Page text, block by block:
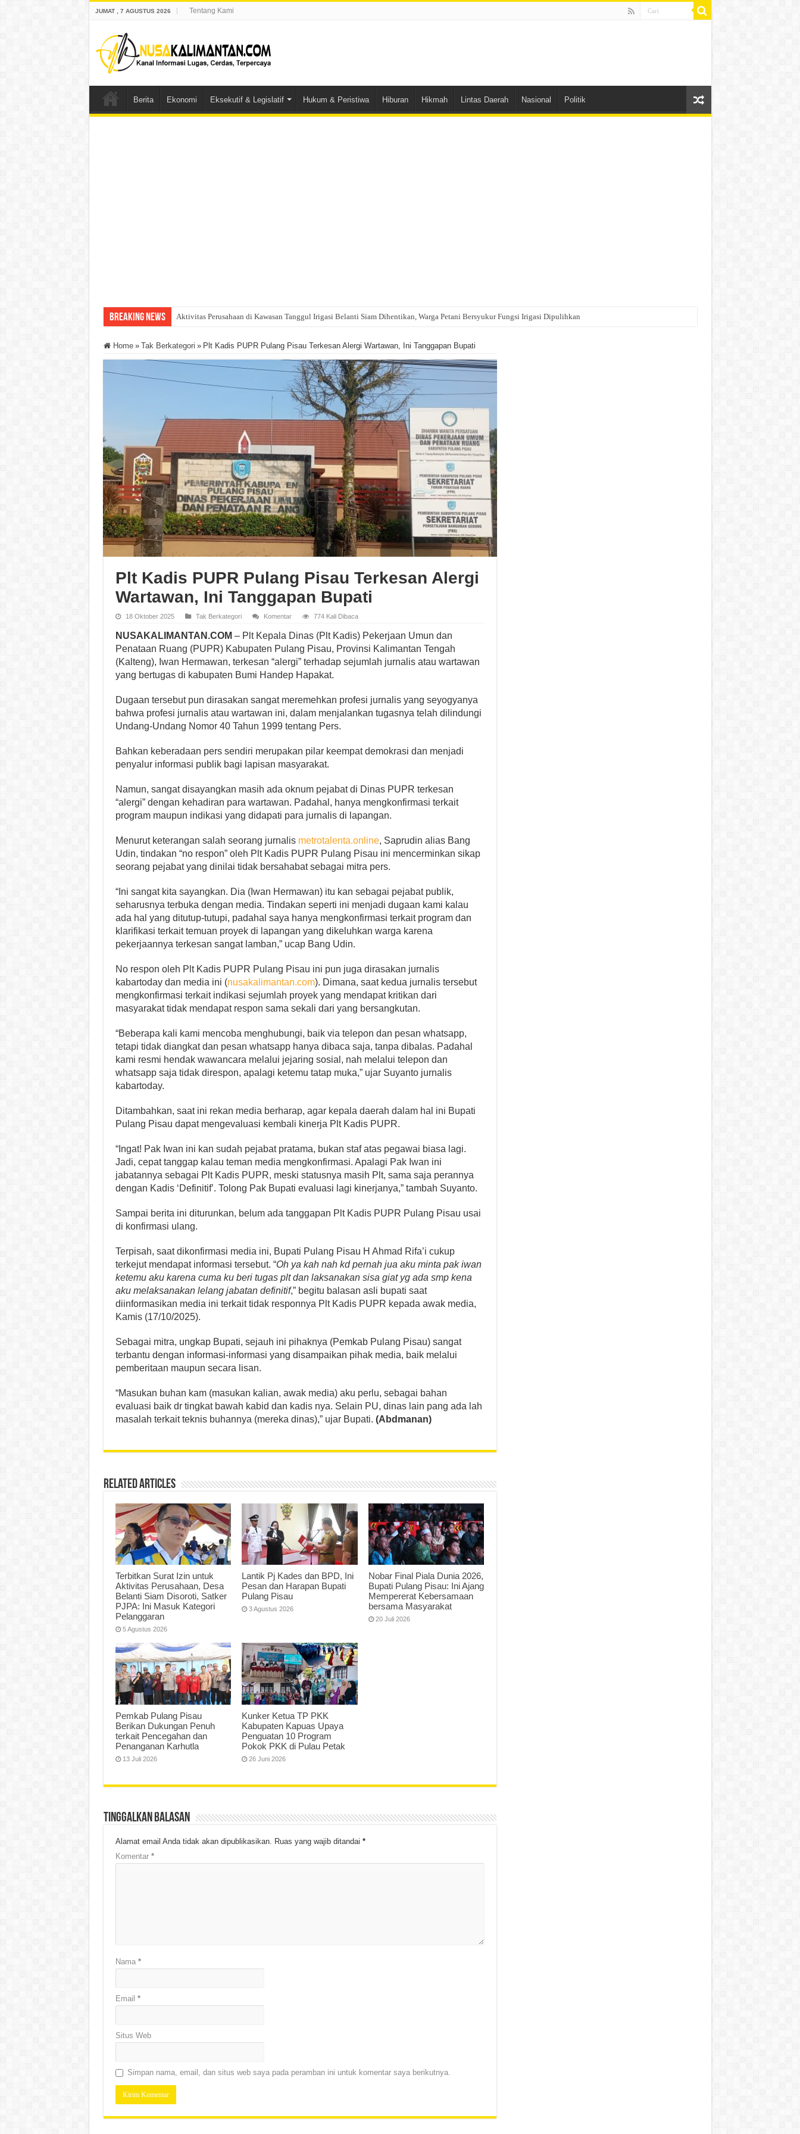
JUMAT , 7 AGUSTUS 2026 Tentang Kami
Berita Ekonomi Eksekutif & Legislatif Hukum & Peristiwa Hiburan Hikmah Lintas Daerah Nasional Politik
Breaking News Aktivitas Perusahaan di Kawasan Tanggul Irigasi Belanti Siam Dihentikan, Warga Petani Bersyukur Fungsi Irigasi Dipulihkan
Home » Tak Berkategori » Plt Kadis PUPR Pulang Pisau Terkesan Alergi Wartawan, Ini Tanggapan Bupati
Plt Kadis PUPR Pulang Pisau Terkesan Alergi
Wartawan, Ini Tanggapan Bupati
18 Oktober 2025 Tak Berkategori Komentar 774 Kali Dibaca
NUSAKALIMANTAN.COM – Plt Kepala Dinas (Plt Kadis) Pekerjaan Umun dan
Penataan Ruang (PUPR) Kabupaten Pulang Pisau, Provinsi Kalimantan Tengah
(Kalteng), Iwan Hermawan, terkesan “alergi” terhadap sejumlah jurnalis atau wartawan
yang bertugas di kabupaten Bumi Handep Hapakat.
Dugaan tersebut pun dirasakan sangat meremehkan profesi jurnalis yang seyogyanya
bahwa profesi jurnalis atau wartawan ini, dalam menjalankan tugasnya telah dilindungi
Undang-Undang Nomor 40 Tahun 1999 tentang Pers.
Bahkan keberadaan pers sendiri merupakan pilar keempat demokrasi dan menjadi
penyalur informasi publik bagi lapisan masyarakat.
Namun, sangat disayangkan masih ada oknum pejabat di Dinas PUPR terkesan
“alergi” dengan kehadiran para wartawan. Padahal, hanya mengkonfirmasi terkait
program maupun indikasi yang didapati para jurnalis di lapangan.
Menurut keterangan salah seorang jurnalis metrotalenta.online, Saprudin alias Bang
Udin, tindakan “no respon” oleh Plt Kadis PUPR Pulang Pisau ini mencerminkan sikap
seorang pejabat yang dinilai tidak bersahabat sebagai mitra pers.
“Ini sangat kita sayangkan. Dia (Iwan Hermawan) itu kan sebagai pejabat publik,
seharusnya terbuka dengan media. Tindakan seperti ini menjadi dugaan kami kalau
ada hal yang ditutup-tutupi, padahal saya hanya mengkonfirmasi terkait program dan
klarifikasi terkait temuan proyek di lapangan yang dikeluhkan warga karena
pekerjaannya terkesan sangat lamban,” ucap Bang Udin.
No respon oleh Plt Kadis PUPR Pulang Pisau ini pun juga dirasakan jurnalis
kabartoday dan media ini (nusakalimantan.com). Dimana, saat kedua jurnalis tersebut
mengkonfirmasi terkait indikasi sejumlah proyek yang mendapat kritikan dari
masyarakat tidak mendapat respon sama sekali dari yang bersangkutan.
“Beberapa kali kami mencoba menghubungi, baik via telepon dan pesan whatsapp,
tetapi tidak diangkat dan pesan whatsapp hanya dibaca saja, tanpa dibalas. Padahal
kami resmi hendak wawancara melalui jejaring sosial, nah melalui telepon dan
whatsapp saja tidak direspon, apalagi ketemu tatap muka,” ujar Suyanto jurnalis
kabartoday.
Ditambahkan, saat ini rekan media berharap, agar kepala daerah dalam hal ini Bupati
Pulang Pisau dapat mengevaluasi kembali kinerja Plt Kadis PUPR.
“Ingat! Pak Iwan ini kan sudah pejabat pratama, bukan staf atas pegawai biasa lagi.
Jadi, cepat tanggap kalau teman media mengkonfirmasi. Apalagi Pak Iwan ini
jabatannya sebagai Plt Kadis PUPR, meski statusnya masih Plt, sama saja perannya
dengan Kadis ‘Definitif’. Tolong Pak Bupati evaluasi lagi kinerjanya,” tambah Suyanto.
Sampai berita ini diturunkan, belum ada tanggapan Plt Kadis PUPR Pulang Pisau usai
di konfirmasi ulang.
Terpisah, saat dikonfirmasi media ini, Bupati Pulang Pisau H Ahmad Rifa’i cukup
terkejut mendapat informasi tersebut. “Oh ya kah nah kd pernah jua aku minta pak iwan
ketemu aku karena cuma ku beri tugas plt dan laksanakan sisa giat yg ada smp kena
aku melaksanakan lelang jabatan definitif,” begitu balasan asli bupati saat
diinformasikan media ini terkait tidak responnya Plt Kadis PUPR kepada awak media,
Kamis (17/10/2025).
Sebagai mitra, ungkap Bupati, sejauh ini pihaknya (Pemkab Pulang Pisau) sangat
terbantu dengan informasi-informasi yang disampaikan pihak media, baik melalui
pemberitaan maupun secara lisan.
“Masukan buhan kam (masukan kalian, awak media) aku perlu, sebagai bahan
evaluasi baik dr tingkat bawah kabid dan kadis nya. Selain PU, dinas lain pang ada lah
masalah terkait teknis buhannya (mereka dinas),” ujar Bupati. (Abdmanan)
Related Articles
Terbitkan Surat Izin untuk
Aktivitas Perusahaan, Desa
Belanti Siam Disoroti, Satker
PJPA: Ini Masuk Kategori
Pelanggaran
5 Agustus 2026
Lantik Pj Kades dan BPD, Ini
Pesan dan Harapan Bupati
Pulang Pisau
3 Agustus 2026
Nobar Final Piala Dunia 2026,
Bupati Pulang Pisau: Ini Ajang
Mempererat Kebersamaan
bersama Masyarakat
20 Juli 2026
Pemkab Pulang Pisau
Berikan Dukungan Penuh
terkait Pencegahan dan
Penanganan Karhutla
13 Juli 2026
Kunker Ketua TP PKK
Kabupaten Kapuas Upaya
Penguatan 10 Program
Pokok PKK di Pulau Petak
26 Juni 2026
Tinggalkan Balasan
Alamat email Anda tidak akan dipublikasikan. Ruas yang wajib ditandai *
Komentar *
Nama *
Email *
Situs Web
Simpan nama, email, dan situs web saya pada peramban ini untuk komentar saya berikutnya.